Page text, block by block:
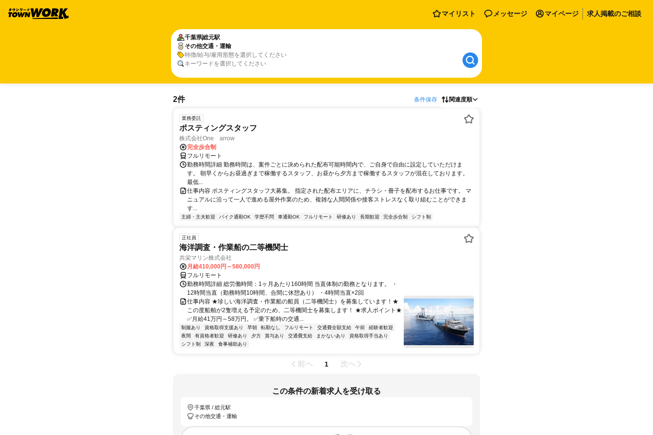
マイリスト メッセージ マイページ 求人掲載のご相談
千葉県総元駅
その他交通・運輸
特徴/給与/雇用形態を選択してください
キーワードを選択してください
2件 条件保存 関連度順
業務委託
ポスティングスタッフ
株式会社One arrow
完全歩合制
フルリモート
勤務時間詳細 勤務時間は、案件ごとに決められた配布可能時間内で、ご自身で自由に設定していただけま
す。 朝早くからお昼過ぎまで稼働するスタッフ、お昼から夕方まで稼働するスタッフが混在しております。
最低...
仕事内容 ポスティングスタッフ大募集。 指定された配布エリアに、チラシ・冊子を配布するお仕事です。 マ
ニュアルに沿って一人で進める屋外作業のため、複雑な人間関係や接客ストレスなく取り組むことができま
す...
主婦・主夫歓迎 バイク通勤OK 学歴不問 車通勤OK フルリモート 研修あり 長期歓迎 完全歩合制 シフト制
正社員
海洋調査・作業船の二等機関士
共栄マリン株式会社
月給410,000円～580,000円
フルリモート
勤務時間詳細 総労働時間：1ヶ月あたり160時間 当直体制の勤務となります。 ・
12時間当直（勤務時間10時間、合間に休憩あり） ・4時間当直×2回
仕事内容 ★珍しい海洋調査・作業船の船員（二等機関士）を募集しています！★
この度船舶が2隻増える予定のため、二等機関士を募集します！ ★求人ポイント★
✅月給41万円～58万円。 ✅乗下船時の交通...
制服あり 資格取得支援あり 早朝 転勤なし フルリモート 交通費全額支給 午前
経験者歓迎
夜間
有資格者歓迎 研修あり 夕方 賞与あり 交通費支給 まかないあり
資格取得手当あり
シフト制
深夜 食事補助あり
前へ 1 次へ
この条件の新着求人を受け取る
千葉県 / 総元駅
その他交通・運輸